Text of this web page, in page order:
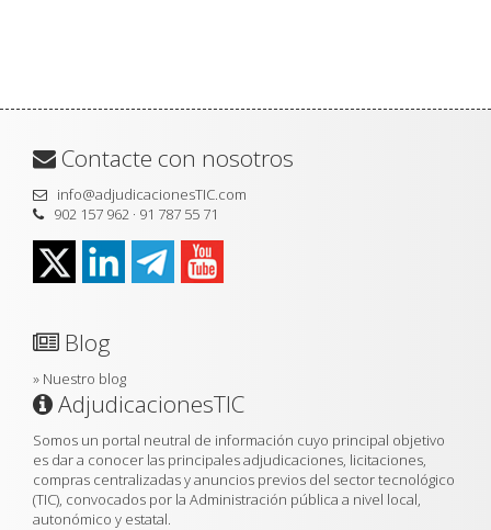
Contacte con nosotros
info@adjudicacionesTIC.com
902 157 962 · 91 787 55 71
Blog
» Nuestro blog
AdjudicacionesTIC
Somos un portal neutral de información cuyo principal objetivo
es dar a conocer las principales adjudicaciones, licitaciones,
compras centralizadas y anuncios previos del sector tecnológico
(TIC), convocados por la Administración pública a nivel local,
autonómico y estatal.